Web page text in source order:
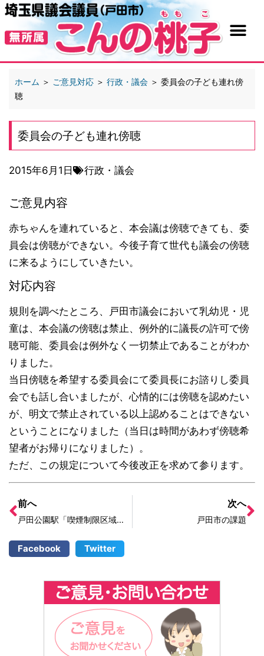
ホーム ＞ ご意見対応 ＞ 行政・議会 ＞ 委員会の子ども連れ傍
聴
委員会の子ども連れ傍聴
2015年6月1日 行政・議会
ご意見内容
赤ちゃんを連れていると、本会議は傍聴できても、委
員会は傍聴ができない。今後子育て世代も議会の傍聴
に来るようにしていきたい。
対応内容
規則を調べたところ、戸田市議会において乳幼児・児
童は、本会議の傍聴は禁止、例外的に議長の許可で傍
聴可能、委員会は例外なく一切禁止であることがわか
りました。
当日傍聴を希望する委員会にて委員長にお諮りし委員
会でも話し合いましたが、心情的には傍聴を認めたい
が、明文で禁止されている以上認めることはできない
ということになりました（当日は時間があわず傍聴希
望者がお帰りになりました）。
ただ、この規定について今後改正を求めて参ります。
前へ
戸田公園駅「喫煙制限区域」スタンプ掲示へ
次へ
戸田市の課題
Facebook Twitter